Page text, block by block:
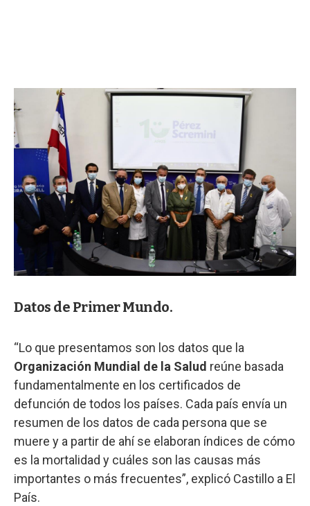
Datos de Primer Mundo.
“Lo que presentamos son los datos que la
Organización Mundial de la Salud reúne basada
fundamentalmente en los certificados de
defunción de todos los países. Cada país envía un
resumen de los datos de cada persona que se
muere y a partir de ahí se elaboran índices de cómo
es la mortalidad y cuáles son las causas más
importantes o más frecuentes”, explicó Castillo a El
País.